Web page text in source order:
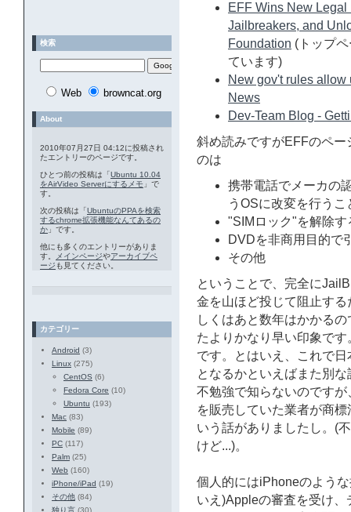
EFF Wins New
Jailbreakers, and
Foundation (トップ
ています)
New gov't rules
News
Dev-Team Blog -
斜め読みですがEFFのペ
のは
携帯電話でメーカの
うOSに改変を行うこ
"SIMロック"を解除す
DVDを非商用目的で
その他
ということで、完全に
金を山ほど投じて阻止す
しくはあと数年はかかる
たよりかなり早い印象で
です。とはいえ、これで
となるかといえばまた別
不勉強で知らないのです
を販売していた業者が商
いう話がありましたし。(
けど...)。
個人的にはiPhoneのよう
いえ)Appleの審査を受け
検索
Web browncat.org
About
2010年07月27日 04:12に投稿され
たエントリーのページです。
ひとつ前の投稿は「Ubuntu 10.04
をAirVideo Serverにするメモ 」で
す。
次の投稿は「UbuntuのPPAを検索
するchrome拡張機能なんてあるの
か 」です。
他にも多くのエントリーがありま
す。
メインページやアーカイブペ
ージ も見てください。
カテゴリー
Android (3)
Linux (275)
CentOS (6)
Fedora Core (10)
Ubuntu (193)
Mac (83)
Mobile (89)
PC (117)
Palm (25)
Web (160)
iPhone/iPad (19)
その他 (84)
独り言 (30)